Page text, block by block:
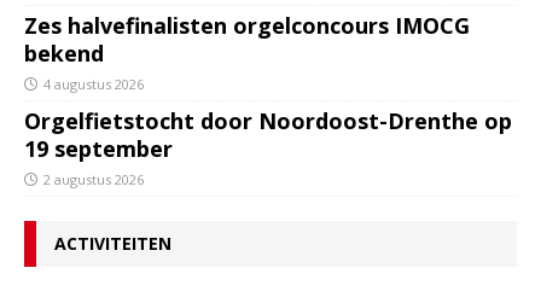
Zes halvefinalisten orgelconcours IMOCG
bekend
4 augustus 2026
Orgelfietstocht door Noordoost-Drenthe op
19 september
2 augustus 2026
ACTIVITEITEN